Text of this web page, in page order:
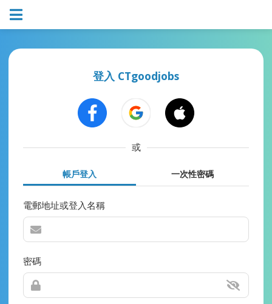
登入 CTgoodjobs
或
帳戶登入 一次性密碼
電郵地址或登入名稱
密碼